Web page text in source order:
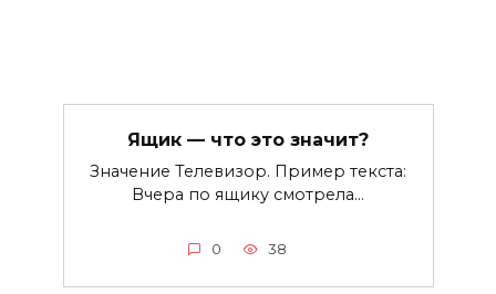
Ящик — что это значит?
Значение Телевизор. Пример текста:
Вчера по ящику смотрела…
0 38